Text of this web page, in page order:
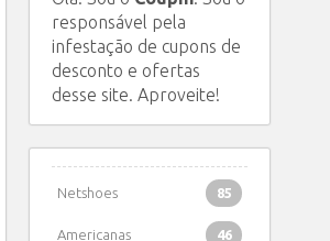
responsável pela
infestação de cupons de
desconto e ofertas
desse site. Aproveite!
Netshoes 85
Americanas 46